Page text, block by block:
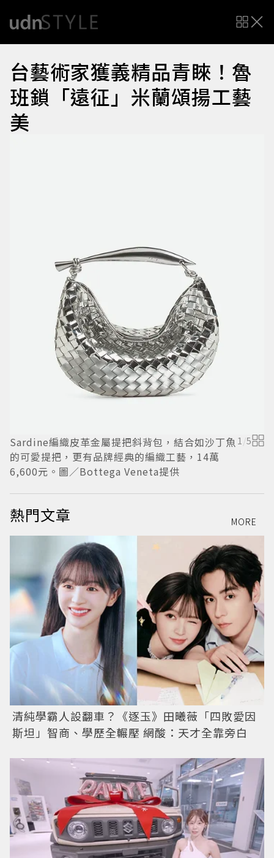
台藝術家獲義精品青睞！魯
班鎖「遠征」米蘭頌揚工藝
美
Sardine編織皮革金屬提把斜背包，結合如沙丁魚
的可愛提把，更有品牌經典的編織工藝，14萬
6,600元。圖／Bottega Veneta提供
1/5
熱門文章 MORE
清純學霸人設翻車？《逐玉》田曦薇「四敗愛因
斯坦」智商、學歷全輾壓 網酸：天才全靠旁白